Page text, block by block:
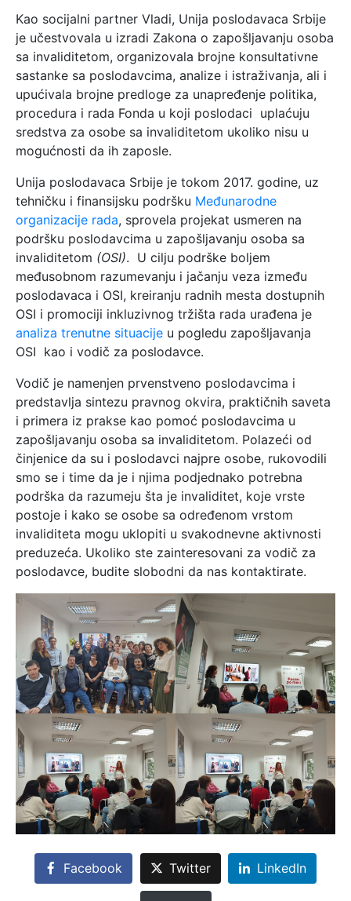
Kao socijalni partner Vladi, Unija poslodavaca Srbije
je učestvovala u izradi Zakona o zapošljavanju osoba
sa invaliditetom, organizovala brojne konsultativne
sastanke sa poslodavcima, analize i istraživanja, ali i
upućivala brojne predloge za unapređenje politika,
procedura i rada Fonda u koji poslodaci uplaćuju
sredstva za osobe sa invaliditetom ukoliko nisu u
mogućnosti da ih zaposle.
Unija poslodavaca Srbije je tokom 2017. godine, uz
tehničku i finansijsku podršku Međunarodne
organizacije rada, sprovela projekat usmeren na
podršku poslodavcima u zapošljavanju osoba sa
invaliditetom (OSI). U cilju podrške boljem
međusobnom razumevanju i jačanju veza između
poslodavaca i OSI, kreiranju radnih mesta dostupnih
OSI i promociji inkluzivnog tržišta rada urađena je
analiza trenutne situacije u pogledu zapošljavanja
OSI kao i vodič za poslodavce.
Vodič je namenjen prvenstveno poslodavcima i
predstavlja sintezu pravnog okvira, praktičnih saveta
i primera iz prakse kao pomoć poslodavcima u
zapošljavanju osoba sa invaliditetom. Polazeći od
činjenice da su i poslodavci najpre osobe, rukovodili
smo se i time da je i njima podjednako potrebna
podrška da razumeju šta je invaliditet, koje vrste
postoje i kako se osobe sa određenom vrstom
invaliditeta mogu uklopiti u svakodnevne aktivnosti
preduzeća. Ukoliko ste zainteresovani za vodič za
poslodavce, budite slobodni da nas kontaktirate.
Facebook Twitter LinkedIn